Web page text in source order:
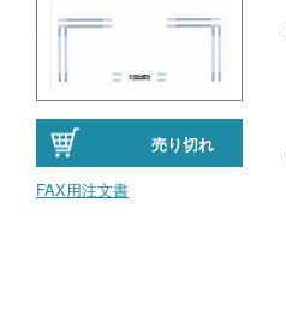
売り切れ
FAX用注文書